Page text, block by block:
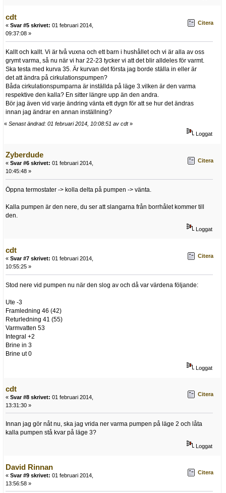
cdt
« Svar #5 skrivet: 01 februari 2014,
09:37:08 »
Citera
Kallt och kallt. Vi är två vuxna och ett barn i hushållet och vi är alla av oss
grymt varma, så nu när vi har 22-23 tycker vi att det blir alldeles för varmt.
Ska testa med kurva 35. Är kurvan det första jag borde ställa in eller är
det att ändra på cirkulationspumpen?
Båda cirkulationspumparna är inställda på läge 3.vilken är den varma
respektive den kalla? En sitter längre upp än den andra.
Bör jag även vid varje ändring vänta ett dygn för att se hur det ändras
innan jag ändrar en annan inställning?
« Senast ändrad: 01 februari 2014, 10:08:51 av cdt»
Loggat
Zyberdude
« Svar #6 skrivet: 01 februari 2014,
10:45:48 »
Citera
Öppna termostater -> kolla delta på pumpen -> vänta.
Kalla pumpen är den nere, du ser att slangarna från borrhålet kommer till
den.
Loggat
cdt
« Svar #7 skrivet: 01 februari 2014,
10:55:25 »
Citera
Stod nere vid pumpen nu när den slog av och då var värdena följande:
Ute -3
Framledning 46 (42)
Returledning 41 (55)
Varmvatten 53
Integral +2
Brine in 3
Brine ut 0
Loggat
cdt
« Svar #8 skrivet: 01 februari 2014,
13:31:30 »
Citera
Innan jag gör nåt nu, ska jag vrida ner varma pumpen på läge 2 och låta
kalla pumpen stå kvar på läge 3?
Loggat
David Rinnan
« Svar #9 skrivet: 01 februari 2014,
13:56:58 »
Citera